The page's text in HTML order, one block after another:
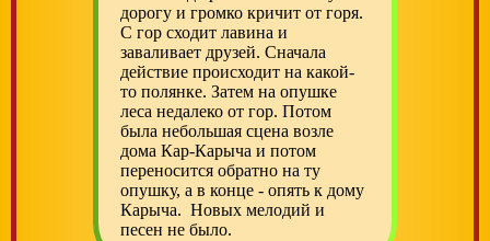
дорогу и громко кричит от горя.
С гор сходит лавина и
заваливает друзей. Сначала
действие происходит на какой-
то полянке. Затем на опушке
леса недалеко от гор. Потом
была небольшая сцена возле
дома Кар-Карыча и потом
переносится обратно на ту
опушку, а в конце - опять к дому
Карыча. Новых мелодий и
песен не было.